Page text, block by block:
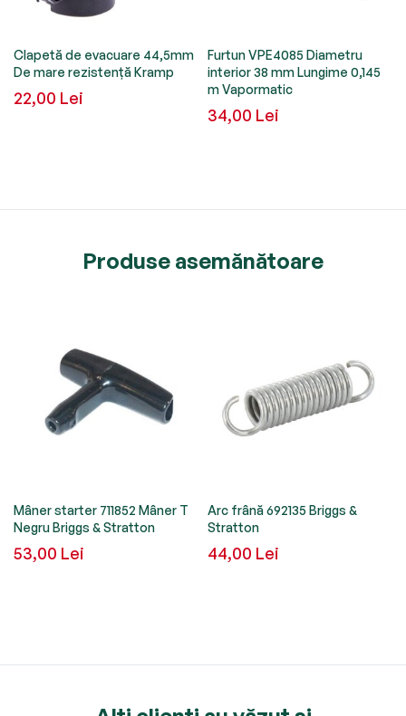
Clapetă de evacuare 44,5mm
De mare rezistență Kramp
22,00 Lei
Furtun VPE4085 Diametru
interior 38 mm Lungime 0,145
m Vapormatic
34,00 Lei
Produse asemănătoare
Mâner starter 711852 Mâner T
Negru Briggs & Stratton
53,00 Lei
Arc frână 692135 Briggs &
Stratton
44,00 Lei